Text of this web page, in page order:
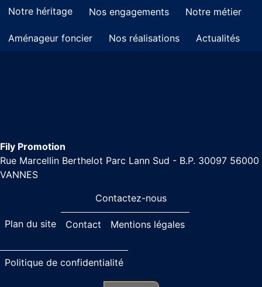
Notre héritage Nos engagements Notre métier
Aménageur foncier Nos réalisations Actualités
Fily Promotion
Rue Marcellin Berthelot Parc Lann Sud - B.P. 30097 56000
VANNES
Contactez-nous
Plan du site Contact Mentions légales
Politique de confidentialité